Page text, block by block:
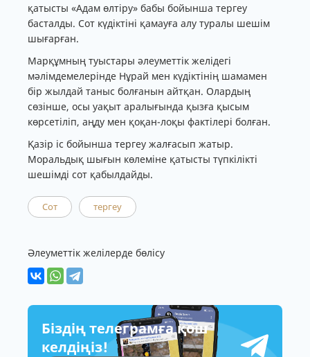
қатысты «Адам өлтіру» бабы бойынша тергеу
басталды. Сот күдіктіні қамауға алу туралы шешім
шығарған.
Марқұмның туыстары әлеуметтік желідегі
мәлімдемелерінде Нұрай мен күдіктінің шамамен
бір жылдай таныс болғанын айтқан. Олардың
сөзінше, осы уақыт аралығында қызға қысым
көрсетіліп, аңду мен қоқан-лоқы фактілері болған.
Қазір іс бойынша тергеу жалғасып жатыр.
Моральдық шығын көлеміне қатысты түпкілікті
шешімді сот қабылдайды.
Сот тергеу
Әлеуметтік желілерде бөлісу
Біздің телеграмға қош
келдіңіз!